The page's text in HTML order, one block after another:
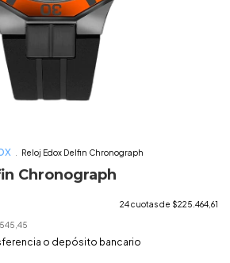
Reloj Edox Delfin Chronograph
Chronograph
24cuotas de $225.464,61
o depósito bancario